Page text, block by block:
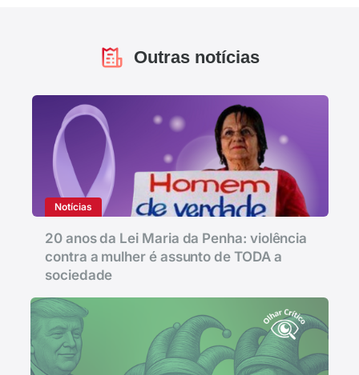
Outras notícias
Notícias
20 anos da Lei Maria da Penha: violência
contra a mulher é assunto de TODA a
sociedade